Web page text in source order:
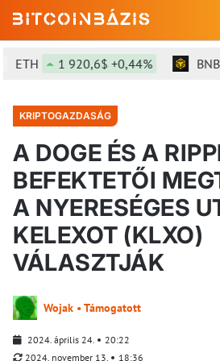
ETH 1 920,6$ +0,44% BNB
KRIPTOGAZDASÁG
A DOGE ÉS A
BEFEKTETŐI
A NYERESÉGES
KELEXOT (KLXO)
VÁLASZTJÁK
Wojak • Támogatott
2024. április 24.
20:22
2024. november 13.
18:36